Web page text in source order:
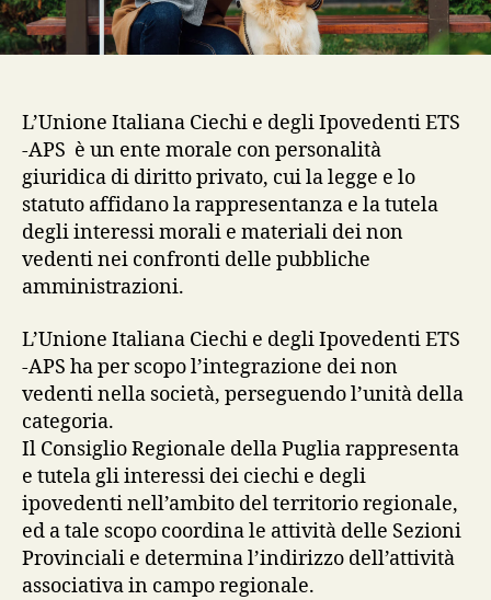
L’Unione Italiana Ciechi e degli Ipovedenti ETS
-APS è un ente morale con personalità
giuridica di diritto privato, cui la legge e lo
statuto affidano la rappresentanza e la tutela
degli interessi morali e materiali dei non
vedenti nei confronti delle pubbliche
amministrazioni.
L’Unione Italiana Ciechi e degli Ipovedenti ETS
-APS ha per scopo l’integrazione dei non
vedenti nella società, perseguendo l’unità della
categoria.
Il Consiglio Regionale della Puglia rappresenta
e tutela gli interessi dei ciechi e degli
ipovedenti nell’ambito del territorio regionale,
ed a tale scopo coordina le attività delle Sezioni
Provinciali e determina l’indirizzo dell’attività
associativa in campo regionale.